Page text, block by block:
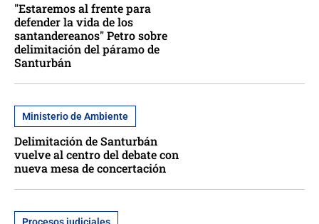
"Estaremos al frente para
defender la vida de los
santandereanos" Petro sobre
delimitación del páramo de
Santurbán
Ministerio de Ambiente
Delimitación de Santurbán
vuelve al centro del debate con
nueva mesa de concertación